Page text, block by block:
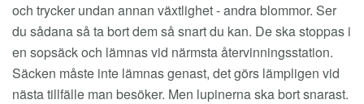
och trycker undan annan växtlighet - andra blommor. Ser
du sådana så ta bort dem så snart du kan. De ska stoppas i
en sopsäck och lämnas vid närmsta återvinningsstation.
Säcken måste inte lämnas genast, det görs lämpligen vid
nästa tillfälle man besöker. Men lupinerna ska bort snarast.